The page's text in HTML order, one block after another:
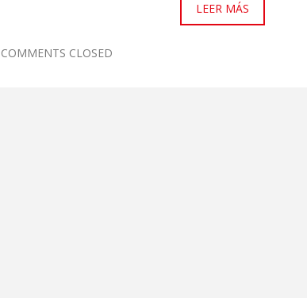
LEER MÁS
COMMENTS CLOSED